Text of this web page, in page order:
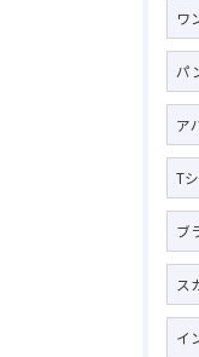
ワ
パ
ア
T
ブ
ス
イ